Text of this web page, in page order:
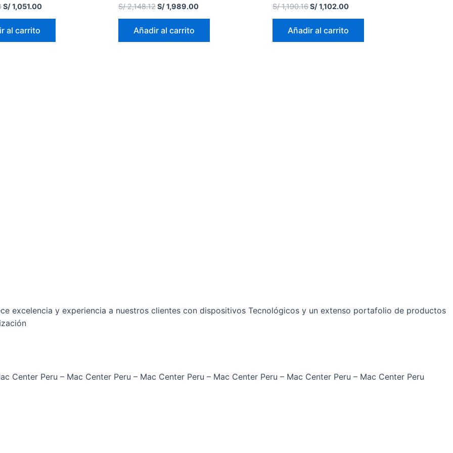
S/1,051.00
al carrito
Valorado
en
0
S/2,148.12S/1,989.00
Añadir al carrito
Valorado
en
0
S/1,190.16S/1,102.00
Añadir al carrito
excelencia y experiencia a nuestros clientes con dispositivos Tecnológicos y un extenso portafolio de productos
Center Peru – Mac Center Peru – Mac Center Peru – Mac Center Peru – Mac Center Peru – Mac Center Peru